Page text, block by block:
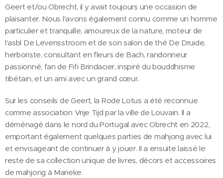
Geert et/ou Obrecht, il y avait toujours une occasion de
plaisanter. Nous l'avons également connu comme un homme
particulier et tranquille, amoureux de la nature, moteur de
l'asbl De Levensstroom et de son salon de thé De Druide,
herboriste, consultant en fleurs de Bach, randonneur
passionné, fan de Fifi Brindacier, inspiré du bouddhisme
tibétain, et un ami avec un grand cœur.
Sur les conseils de Geert, la Rode Lotus a été reconnue
comme association Vrije Tijd par la ville de Louvain. Il a
déménagé dans le nord du Portugal avec Obrecht en 2022,
emportant également quelques parties de mahjong avec lui
et envisageant de continuer à y jouer. Il a ensuite laissé le
reste de sa collection unique de livres, décors et accessoires
de mahjong à Marieke.